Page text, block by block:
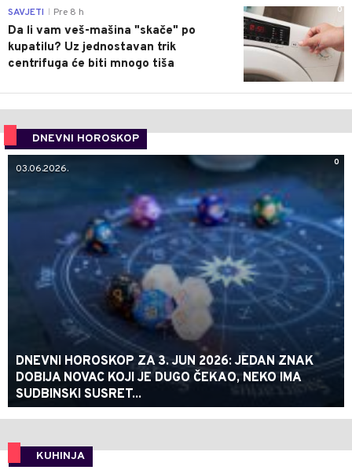
0
SAVJETI Pre 8 h
Da li vam veš-mašina "skače" po
kupatilu? Uz jednostavan trik
centrifuga će biti mnogo tiša
DNEVNI HOROSKOP
0
03.06.2026.
DNEVNI HOROSKOP ZA 3. JUN 2026: JEDAN ZNAK
DOBIJA NOVAC KOJI JE DUGO ČEKAO, NEKO IMA
SUDBINSKI SUSRET...
KUHINJA